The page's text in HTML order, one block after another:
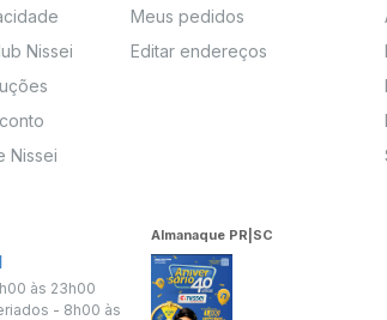
Nissei
Nissei
Meus pedidos
Editar endereços
às 23h00
- 8h00 às
Almanaque PR|SC